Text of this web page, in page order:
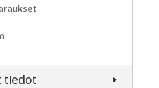
tiedot